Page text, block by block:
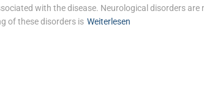
with the disease. Neurological disorders are
of these disorders is Weiterlesen